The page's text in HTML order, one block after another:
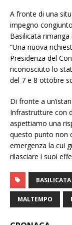
A fronte di una
impegno
Basilicata rimanga
“Una nuova
Presidenza del
riconosciuto lo
del 7 e 8 ottobre
Di fronte a
Infrastrutture con
aspettiamo una
questo punto non
emergenza la cui
rilasciare i suoi
BASILICATA
MALTEMPO